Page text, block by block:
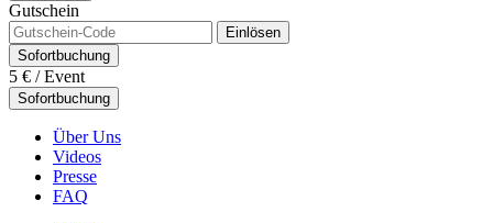
Gutschein
Einlösen
Sofortbuchung
5 € / Event
Sofortbuchung
Über Uns
Videos
Presse
FAQ